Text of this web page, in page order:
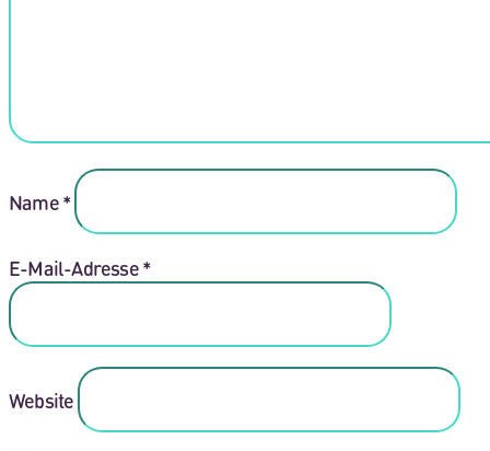
Name*
E-Mail-Adresse*
Website